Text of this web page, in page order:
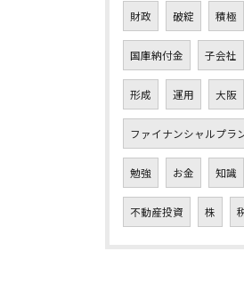
財政 破綻 積極
国庫納付金 子会社
形成 運用 大阪
ファイナンシャルプラ
勉強 お金 知識
不動産投資 株